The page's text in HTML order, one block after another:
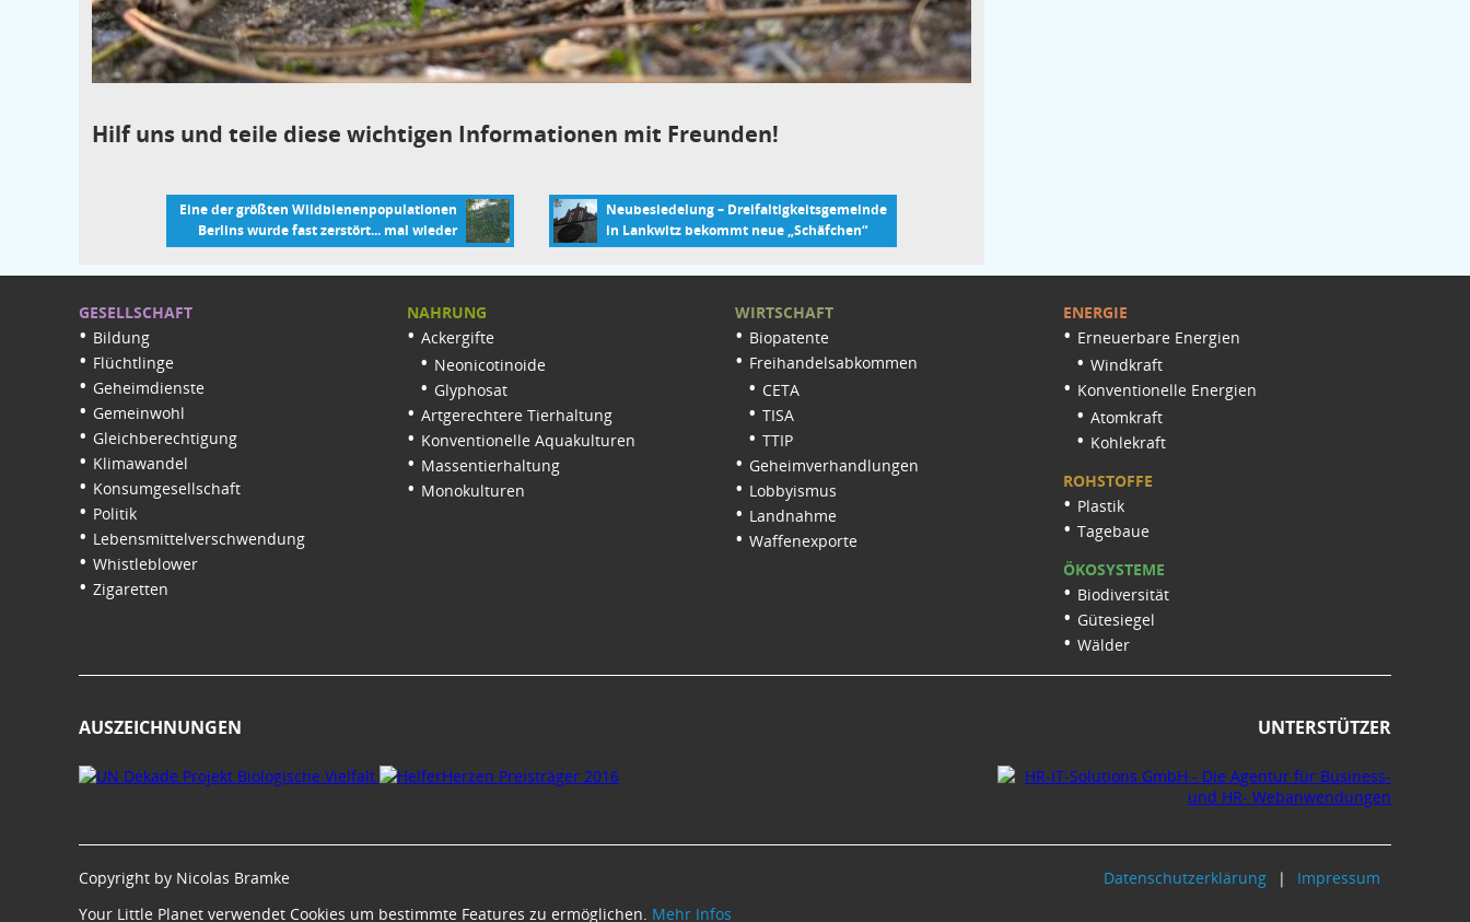
Hilf uns und teile diese wichtigen Informationen mit Freunden!
Eine der größten Wildbienenpopulationen
Berlins wurde fast zerstört... mal wieder
Neubesiedelung – Dreifaltigkeitsgemeinde
in Lankwitz bekommt neue „Schäfchen“
GESELLSCHAFT
Bildung
Flüchtlinge
Geheimdienste
Gemeinwohl
Gleichberechtigung
Klimawandel
Konsumgesellschaft
Politik
Lebensmittelverschwendung
Whistleblower
Zigaretten
NAHRUNG
Ackergifte
Neonicotinoide
Glyphosat
Artgerechtere Tierhaltung
Konventionelle Aquakulturen
Massentierhaltung
Monokulturen
WIRTSCHAFT
Biopatente
Freihandelsabkommen
CETA
TISA
TTIP
Geheimverhandlungen
Lobbyismus
Landnahme
Waffenexporte
ENERGIE
Erneuerbare Energien
Windkraft
Konventionelle Energien
Atomkraft
Kohlekraft
ROHSTOFFE
Plastik
Tagebaue
ÖKOSYSTEME
Biodiversität
Gütesiegel
Wälder
AUSZEICHNUNGEN UNTERSTÜTZER
Copyright by Nicolas Bramke Datenschutzerklärung
Impressum
Your Little Planet verwendet Cookies um bestimmte Features zu ermöglichen. Mehr Infos